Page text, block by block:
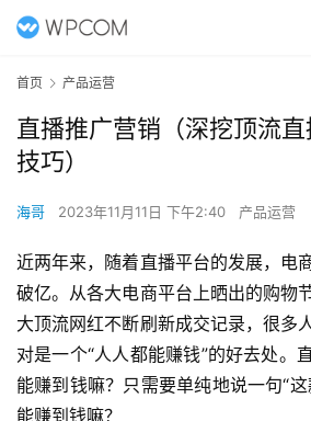
首页 产品运营
直播推广营销（深挖顶流
技巧）
海哥 2023年11月11日 下午2:40 产品运营
近两年来，随着直播平台的发展，电
破亿。从各大电商平台上晒出的购物
大顶流网红不断刷新成交记录，很多
对是一个“人人都能赚钱”的好去处。
能赚到钱嘛？只需要单纯地说一句“
能赚到钱嘛？